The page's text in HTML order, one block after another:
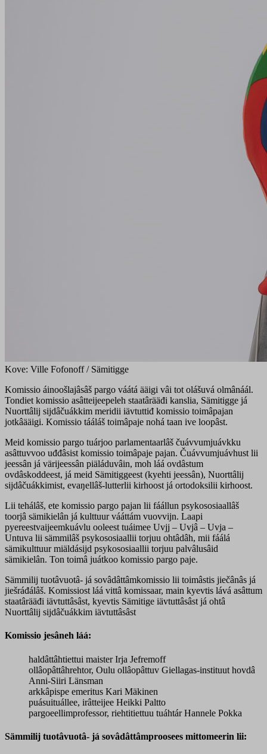
Kove: Ville Fofonoff / Sämitigge
Komissio áinoošlajâsâš pargo váátá ääigi vâi tot olášuvá olmânáál.
Tondiet komissio asâtteijeepeleh staatârääđi kanslia, Sämitigge já
Nuorttâlij sijdâčuákkim meridii iävtuttiđ komissio toimâpajan
jotkâääigi. Komissio tááláš toimâpaje nohá taan ive loopâst.
Meid komissio pargo tuárjoo parlamentaarlâš čuávvumjuávkku
asâttuvvoo uđđâsist komissio toimâpaje pajan. Čuávvumjuávhust lii
jeessân já värijeessân piäláduvâin, moh láá ovdâstum
ovdâskoddeest, já meid Sämitiggeest (kyehti jeessân), Nuorttâlij
sijdâčuákkimist, evaŋellâš-lutterlii kirhoost já ortodoksilii kirhoost.
Lii tehálâš, ete komissio pargo pajan lii fáállun psykososiaallâš
toorjâ sämikielân já kulttuur vááttám vuovvijn. Laapi
pyereestvaijeemkuávlu ooleest tuáimee Uvjj – Uvjâ – Uvja –
Untuva lii sämmilâš psykososiaallii torjuu ohtâdâh, mii fáálá
sämikulttuur miäldásijd psykososiaallii torjuu palvâlusâid
sämikielân. Ton toimâ juátkoo komissio pargo paje.
Sämmilij tuotâvuotâ- já sovâdâttâmkomissio lii toimâstis jiečânâs já
jiešráđálâš. Komissiost láá vittâ komissaar, main kyevtis lává asâttum
staatârääđi iävtuttâsâst, kyevtis Sämitige iävtuttâsâst já ohtâ
Nuorttâlij sijdâčuákkim iävtuttâsâst
Komissio jesâneh láá:
haldâttâhtiettui maister Irja Jefremoff
ollâopâttâhrehtor, Oulu ollâopâttuv Giellagas-instituut hovdâ
Anni-Siiri Länsman
arkkâpispe emeritus Kari Mäkinen
puásuituállee, irâtteijee Heikki Paltto
pargoeellimprofessor, riehtitiettuu tuáhtár Hannele Pokka
Sämmilij tuotâvuotâ- já sovâdâttâmproosees mittomeerin lii: